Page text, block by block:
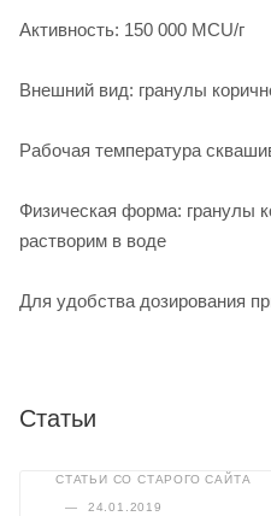
Активность: 150 000 MCU/г
Внешний вид: гранулы
Рабочая температура
Физическая форма: гранулы
растворим в воде
Для удобства дозирования
Статьи
СТАТЬИ СО СТАРОГО САЙТА
— 24.01.2019